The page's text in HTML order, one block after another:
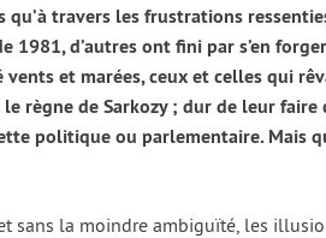
qu’à tra­vers les frus­tra­tions
1981, d’autres ont fini par s’en
vents et marées, ceux et celles qui
règne de Sarkozy ; dur de leur
poli­tique ou par­le­men­taire. Mais
sans la moindre ambi­guï­té, les